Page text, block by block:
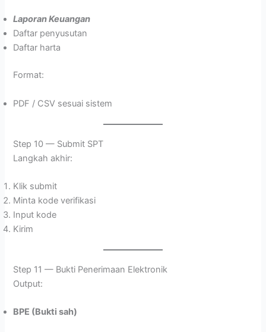
Laporan Keuangan
Daftar penyusutan
Daftar harta
Format:
PDF / CSV sesuai sistem
Step 10 — Submit SPT
Langkah akhir:
Klik submit
Minta kode verifikasi
Input kode
Kirim
Step 11 — Bukti Penerimaan Elektronik
Output:
BPE (Bukti sah)